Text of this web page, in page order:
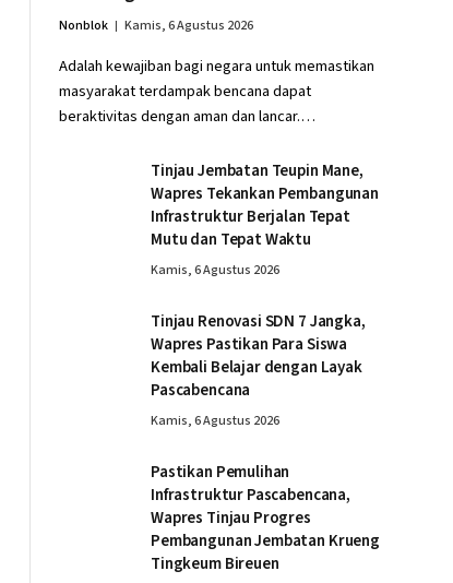
Nonblok Kamis, 6 Agustus 2026
Adalah kewajiban bagi negara untuk memastikan
masyarakat terdampak bencana dapat
beraktivitas dengan aman dan lancar.…
Tinjau Jembatan Teupin Mane,
Wapres Tekankan Pembangunan
Infrastruktur Berjalan Tepat
Mutu dan Tepat Waktu
Kamis, 6 Agustus 2026
Tinjau Renovasi SDN 7 Jangka,
Wapres Pastikan Para Siswa
Kembali Belajar dengan Layak
Pascabencana
Kamis, 6 Agustus 2026
Pastikan Pemulihan
Infrastruktur Pascabencana,
Wapres Tinjau Progres
Pembangunan Jembatan Krueng
Tingkeum Bireuen